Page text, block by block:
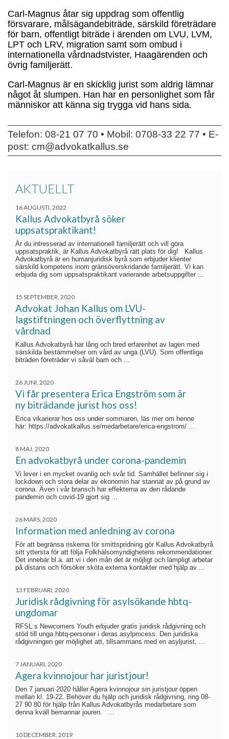
Carl-Magnus åtar sig uppdrag som offentlig
försvarare, målsägandebiträde, särskild företrädare
för barn, offentligt biträde i ärenden om LVU, LVM,
LPT och LRV, migration samt som ombud i
internationella vårdnadstvister, Haagärenden och
övrig familjerätt.
Carl-Magnus är en skicklig jurist som aldrig lämnar
något åt slumpen. Han har en personlighet som får
människor att känna sig trygga vid hans sida.
Telefon: 08-21 07 70 • Mobil: 0708-33 22 77 • E-
post: cm@advokatkallus.se
AKTUELLT
16 AUGUSTI, 2022
Kallus Advokatbyrå söker
uppsatspraktikant!
Är du intresserad av internationell familjerätt och vill göra
uppsatspraktik, är Kallus Advokatbyrå rätt plats för dig! Kallus
Advokatbyrå är en humanjuridisk byrå som erbjuder klienter
särskild kompetens inom gränsöverskridande familjerätt. Vi kan
erbjuda dig som uppsatspraktikant varierande arbetsuppgifter ...
15 SEPTEMBER, 2020
Advokat Johan Kallus om LVU-
lagstiftningen och överflyttning av
vårdnad
Kallus Advokatbyrå har lång och bred erfarenhet av lagen med
särskilda bestämmelser om vård av unga (LVU). Som offentliga
biträden företräder vi såväl barn och ...
26 JUNI, 2020
Vi får presentera Erica Engström som är
ny biträdande jurist hos oss!
Erica vikarierar hos oss under sommaren, läs mer om henne
här: https://advokatkallus.se/medarbetare/erica-engstrom/ ...
8 MAJ, 2020
En advokatbyrå under corona-pandemin
Vi lever i en mycket ovanlig och svår tid. Samhället befinner sig i
lockdown och stora delar av ekonomin har stannat av på grund av
corona. Även i vår bransch har effekterna av den rådande
pandemin och covid-19 gjort sig ...
26 MARS, 2020
Information med anledning av corona
För att begränsa riskerna för smittspridning gör Kallus Advokatbyrå
sitt yttersta för att följa Folkhälsomyndighetens rekommendationer.
Det innebär bl.a. att vi i den mån det är möjligt och lämpligt arbetar
på distans och försöker sköta externa kontakter med hjälp av ...
13 FEBRUARI, 2020
Juridisk rådgivning för asylsökande hbtq-
ungdomar
RFSL:s Newcomers Youth erbjuder gratis juridisk rådgivning och
stöd till unga hbtq-personer i deras asylprocess. Den juridiska
rådgivningen ger möjlighet att, tillsammans med en asyljurist, ...
7 JANUARI, 2020
Agera kvinnojour har juristjour!
Den 7 januari 2020 håller Agera kvinnojour sin juristjour öppen
mellan kl. 19-22. Behöver du hjälp och juridisk rådgivning, ring 08-
27 90 80 för hjälp från Kallus Advokatbyrås medarbetare som
denna kväll bemannar jouren. ...
10 DECEMBER, 2019